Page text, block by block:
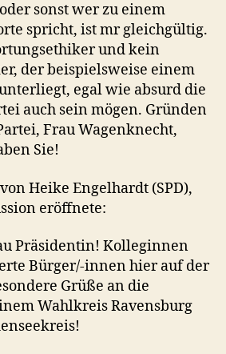
sonst wer zu einem
spricht, ist mr gleichgültig.
und kein
der beispielsweise einem
egal wie absurd die
auch sein mögen. Gründen
Frau Wagenknecht,
Sie!
Heike Engelhardt (SPD),
eröffnete:
Präsidentin! Kolleginnen
Bürger/-innen hier auf der
Grüße an die
Wahlkreis Ravensburg